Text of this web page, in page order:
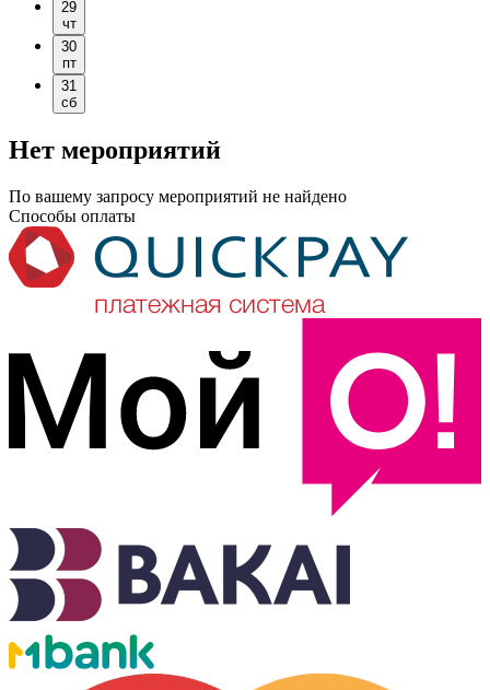
29
чт
30
пт
31
сб
Нет мероприятий
По вашему запросу мероприятий не найдено
Способы оплаты